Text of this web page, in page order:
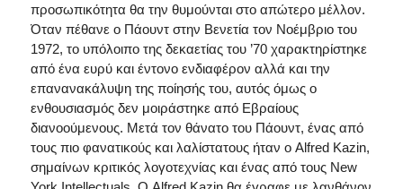
προσωπικότητα θα την θυμούνται στο απώτερο μέλλον.
Όταν πέθανε ο Πάουντ στην Βενετία τον Νοέμβριο του
1972, το υπόλοιπο της δεκαετίας του ’70 χαρακτηρίστηκε
από ένα ευρύ και έντονο ενδιαφέρον αλλά και την
επανανακάλυψη της ποίησής του, αυτός όμως ο
ενθουσιασμός δεν μοιράστηκε από Εβραίους
διανοούμενους. Μετά τον θάνατο του Πάουντ, ένας από
τους πιο φανατικούς και λαλίστατους ήταν ο Alfred Kazin,
σημαίνων κριτικός λογοτεχνίας και ένας από τους New